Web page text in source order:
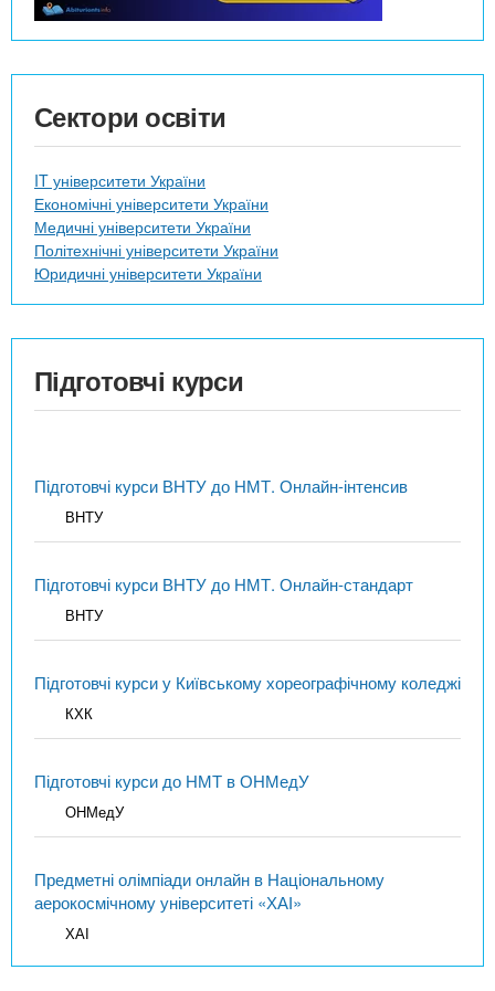
Сектори освіти
IT університети України
Економічні університети України
Медичні університети України
Політехнічні університети України
Юридичні університети України
Підготовчі курси
Підготовчі курси ВНТУ до НМТ. Онлайн-інтенсив
ВНТУ
Підготовчі курси ВНТУ до НМТ. Онлайн-стандарт
ВНТУ
Підготовчі курси у Київському хореографічному коледжі
КХК
Підготовчі курси до НМТ в ОНМедУ
ОНМедУ
Предметні олімпіади онлайн в Національному
аерокосмічному університеті «ХАІ»
ХАІ